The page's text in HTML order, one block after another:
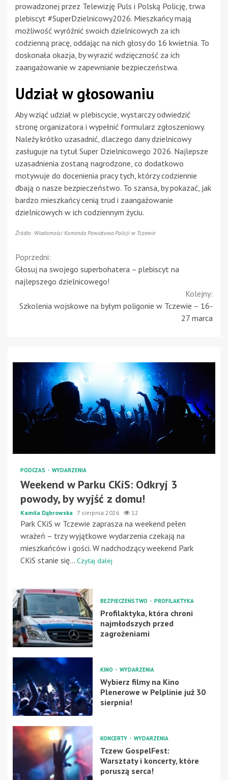
prowadzonej przez Telewizję Puls i Polską Policję, trwa
plebiscyt #SuperDzielnicowy2026. Mieszkańcy mają
możliwość wyróżnić swoich dzielnicowych za ich
codzienną pracę, oddając na nich głosy do 16 kwietnia. To
doskonała okazja, by wyrazić wdzięczność za ich
zaangażowanie w zapewnianie bezpieczeństwa.
Udział w głosowaniu
Aby wziąć udział w plebiscycie, wystarczy odwiedzić
stronę organizatora i wypełnić formularz zgłoszeniowy.
Należy krótko uzasadnić, dlaczego dany dzielnicowy
zasługuje na tytuł Super Dzielnicowego 2026. Najlepsze
uzasadnienia zostaną nagrodzone, co dodatkowo
motywuje do docenienia pracy tych, którzy codziennie
dbają o nasze bezpieczeństwo. To szansa, by pokazać, jak
bardzo mieszkańcy cenią trud i zaangażowanie
dzielnicowych w ich codziennym życiu.
Źródło: Wiadomości Komenda Powiatowa Policji w Tczewie
Continue
Reading
Poprzedni:
Głosuj na swojego superbohatera – plebiscyt na
najlepszego dzielnicowego!
Kolejny:
Szkolenia wojskowe na byłym poligonie w Tczewie – 16-
27 marca
PODCZAS WYDARZENIA
Weekend w Parku CKiS: Odkryj 3
powody, by wyjść z domu!
Kamila Dąbrowska 7 sierpnia 2026 12
Park CKiS w Tczewie zaprasza na weekend pełen
wrażeń – trzy wyjątkowe wydarzenia czekają na
mieszkańców i gości. W nadchodzący weekend Park
CKiS stanie się... Czytaj dalej
BEZPIECZEŃSTWO PROFILAKTYKA
Profilaktyka, która chroni
najmłodszych przed
zagrożeniami
KINO WYDARZENIA
Wybierz filmy na Kino
Plenerowe w Pelplinie już 30
sierpnia!
KONCERTY WYDARZENIA
Tczew GospelFest:
Warsztaty i koncerty, które
poruszą serca!